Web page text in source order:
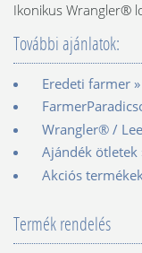
Ikonikus Wrangler®
További ajánlatok:
Eredeti farmer »
Wrangler® /
Ajándék ötletek
Akciós
Termék rendelés